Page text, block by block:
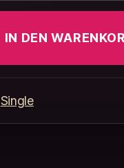
IN DEN
Single